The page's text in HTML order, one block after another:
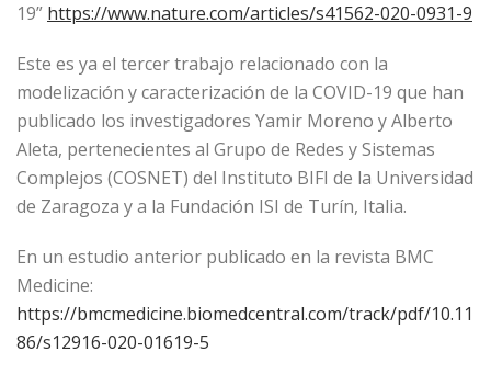
19” https://www.nature.com/articles/s41562-020-0931-9
Este es ya el tercer trabajo relacionado con la
modelización y caracterización de la COVID-19 que han
publicado los investigadores Yamir Moreno y Alberto
Aleta, pertenecientes al Grupo de Redes y Sistemas
Complejos (COSNET) del Instituto BIFI de la Universidad
de Zaragoza y a la Fundación ISI de Turín, Italia.
En un estudio anterior publicado en la revista BMC
Medicine:
https://bmcmedicine.biomedcentral.com/track/pdf/10.11
86/s12916-020-01619-5